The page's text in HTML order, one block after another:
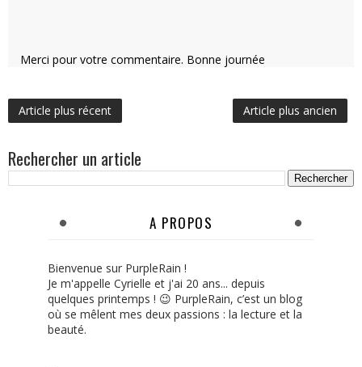
Merci pour votre commentaire. Bonne journée
Article plus récent Article plus ancien
Rechercher un article
A PROPOS
Bienvenue sur PurpleRain !
Je m'appelle Cyrielle et j'ai 20 ans... depuis
quelques printemps ! 😉 PurpleRain, c’est un blog
où se mêlent mes deux passions : la lecture et la
beauté.